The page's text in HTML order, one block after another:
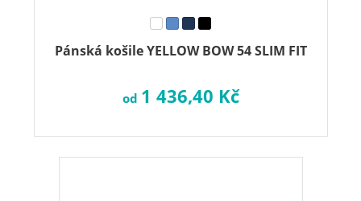
Pánská košile YELLOW BOW 54 SLIM FIT
od 1 436,40 Kč